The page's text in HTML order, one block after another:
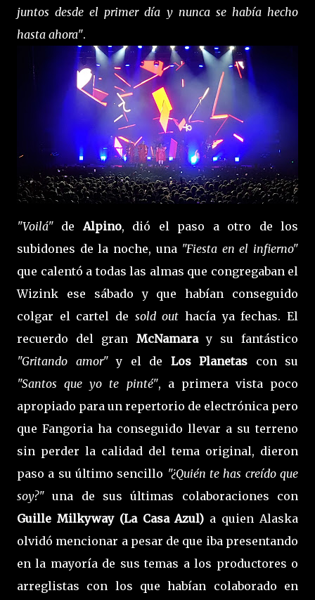
juntos desde el primer día y nunca se había hecho
hasta ahora".
"Voilá" de Alpino, dió el paso a otro de los
subidones de la noche, una "Fiesta en el infierno"
que calentó a todas las almas que congregaban el
Wizink ese sábado y que habían conseguido
colgar el cartel de sold out hacía ya fechas. El
recuerdo del gran McNamaray su fantástico
"Gritando amor"y el de Los Planetas con su
"Santos que yo te pinté", a primera vista poco
apropiado para un repertorio de electrónica pero
que Fangoria ha conseguido llevar a su terreno
sin perder la calidad del tema original, dieron
paso a su último sencillo "¿Quién te has creído que
soy?"una de sus últimas colaboraciones con
Guille Milkyway (La Casa Azul) a quien Alaska
olvidó mencionar a pesar de que iba presentando
en la mayoría de sus temas a los productores o
arreglistas con los que habían colaborado en